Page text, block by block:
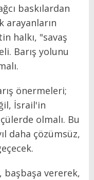
baskılardan
arayanların
halkı, "savaş
Barış yolunu
önermeleri;
İsrail'in
olmalı. Bu
daha çözümsüz,
başbaşa vererek,